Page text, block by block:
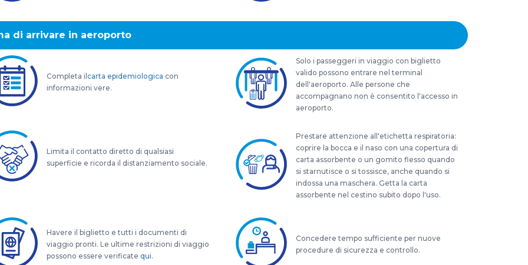
di arrivare in aeroporto
Completa il carta epidemiologica con
informazioni vere.
Solo i passeggeri in viaggio con biglietto
valido possono entrare nel terminal
dell'aeroporto. Alle persone che
accompagnano non è consentito l'accesso in
aeroporto.
Limita il contatto diretto di qualsiasi
superficie e ricorda il distanziamento sociale.
Prestare attenzione all'etichetta respiratoria:
coprire la bocca e il naso con una copertura di
carta assorbente o un gomito flesso quando
si starnutisce o si tossisce, anche quando si
indossa una maschera. Getta la carta
assorbente nel cestino subito dopo l'uso.
Havere il biglietto e tutti i documenti di
viaggio pronti. Le ultime restrizioni di viaggio
possono essere verificate qui.
Concedere tempo sufficiente per nuove
procedure di sicurezza e controllo.